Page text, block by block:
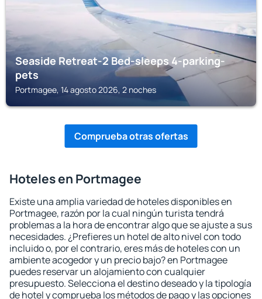
Seaside Retreat-2 Bed-sleeps 4-parking-
pets
Portmagee, 14 agosto 2026, 2 noches
Comprueba otras ofertas
Hoteles en Portmagee
Existe una amplia variedad de hoteles disponibles en
Portmagee, razón por la cual ningún turista tendrá
problemas a la hora de encontrar algo que se ajuste a sus
necesidades. ¿Prefieres un hotel de alto nivel con todo
incluido o, por el contrario, eres más de hoteles con un
ambiente acogedor y un precio bajo? en Portmagee
puedes reservar un alojamiento con cualquier
presupuesto. Selecciona el destino deseado y la tipología
de hotel y comprueba los métodos de pago y las opciones